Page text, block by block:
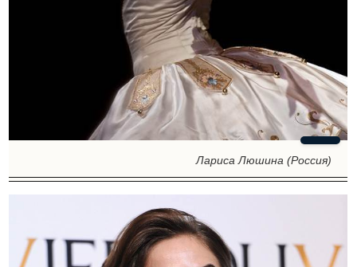
Лариса Люшина (Россия)